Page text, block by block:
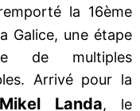
la 16ème
Galice, une étape
de multiples
Arrivé pour la
Mikel Landa, le